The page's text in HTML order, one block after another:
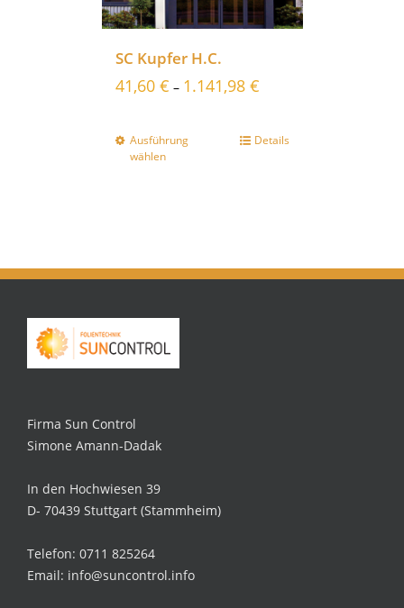
SC Kupfer H.C.
41,60 € – 1.141,98 €
Ausführung
wählen
Details
Firma Sun Control
Simone Amann-Dadak
In den Hochwiesen 39
D- 70439 Stuttgart (Stammheim)
Telefon: 0711 825264
Email: info@suncontrol.info